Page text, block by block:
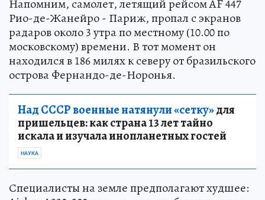
Напомним, самолет, летящий рейсом AF 447
Рио-де-Жанейро - Париж, пропал с экранов
радаров около 3 утра по местному (10.00 по
московскому) времени. В тот момент он
находился в 186 милях к северу от бразильского
острова Фернандо-де-Норонья.
Над СССР военные натянули «сетку»для
пришельцев: как страна 13 лет тайно
искала и изучала инопланетных гостей
НАУКА
Специалисты на земле предполагают худшее: